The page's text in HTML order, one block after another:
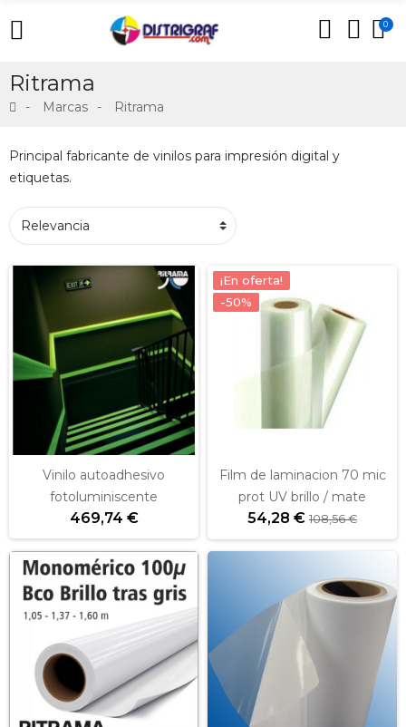
0
Ritrama
Marcas Ritrama
Principal fabricante de vinilos para impresión digital y
etiquetas.
Vinilo autoadhesivo
fotoluminiscente
469,74 €
¡En oferta!
-50%
Film de laminacion 70 mic
prot UV brillo / mate
54,28 € 108,56 €